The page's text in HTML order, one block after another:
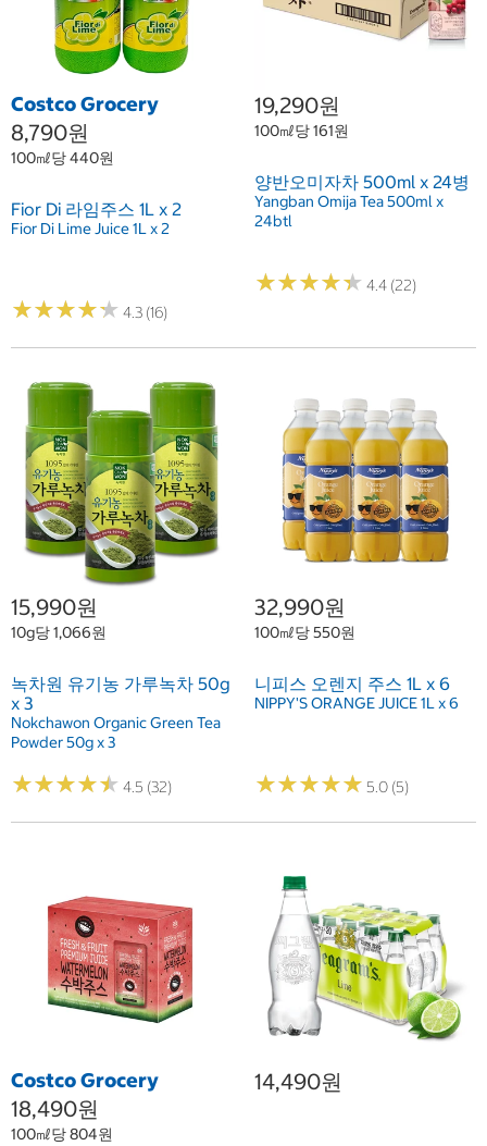
Costco Grocery
8,790원
100㎖당 440원
Fior Di 라임주스 1L x 2
Fior Di Lime Juice 1L x 2
★★★★★
★★★★★ 4.3 (16)
19,290원
100㎖당 161원
양반오미자차 500ml x 24병
Yangban Omija Tea 500ml x
24btl
★★★★★
★★★★★ 4.4 (22)
15,990원
10g당 1,066원
녹차원 유기농 가루녹차 50g
x 3
Nokchawon Organic Green Tea
Powder 50g x 3
★★★★★
★★★★★ 4.5 (32)
32,990원
100㎖당 550원
니피스 오렌지 주스 1L x 6
NIPPY'S ORANGE JUICE 1L x 6
★★★★★
★★★★★ 5.0 (5)
Costco Grocery
18,490원
100㎖당 804원
14,490원